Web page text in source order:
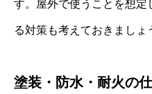
す。屋外で使うことを想定
る対策も考えておきましょ
塗装・防水・耐火の